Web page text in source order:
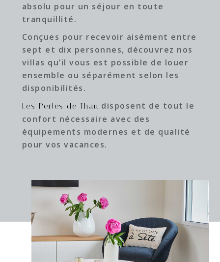
absolu pour un séjour en toute
tranquillité.
Conçues pour recevoir aisément entre
sept et dix personnes, découvrez nos
villas qu’il vous est possible de louer
ensemble ou séparément selon les
disponibilités.
Les Perles de Thau disposent de tout le
confort nécessaire avec des
équipements modernes et de qualité
pour vos vacances.